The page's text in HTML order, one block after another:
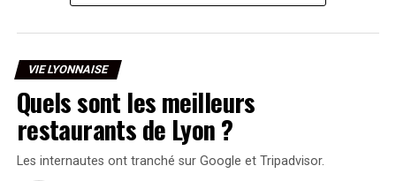
À l’échelle nationale, la température moyenne du jour a
mesurée en France, sans toutefois dépasser les records
absolus du 5 août 2003 et du 25 juillet 2019 (29,4°C).
La chaleur ne devrait pas fléchir de sitôt. Selon
Météo, les températures resteront comprises entre 37
VIE LYONNAISE
Quels sont les meilleurs
restaurants de Lyon ?
Les internautes ont tranché sur Google et Tripadvisor.